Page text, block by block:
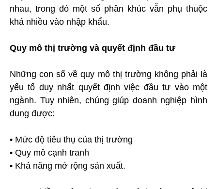
nhau, trong đó một số phân khúc vẫn phụ thuộc
khá nhiều vào nhập khẩu.
Quy mô thị trường và quyết định đầu tư
Những con số về quy mô thị trường không phải là
yếu tố duy nhất quyết định việc đầu tư vào một
ngành. Tuy nhiên, chúng giúp doanh nghiệp hình
dung được:
• Mức độ tiêu thụ của thị trường
• Quy mô cạnh tranh
• Khả năng mở rộng sản xuất.